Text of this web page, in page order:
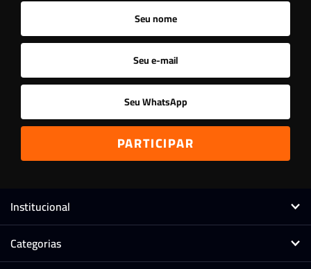
Institucional
Categorias